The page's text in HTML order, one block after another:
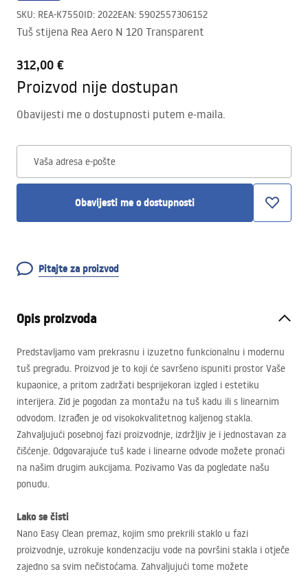
SKU: REA-K7550ID: 2022EAN: 5902557306152
Tuš stijena Rea Aero N 120 Transparent
312,00 €
Proizvod nije dostupan
Obavijesti me o dostupnosti putem e-maila.
Vaša adresa e-pošte
Obavijesti me o dostupnosti
Pitajte za proizvod
Opis proizvoda
Predstavljamo vam prekrasnu i izuzetno funkcionalnu i modernu
tuš pregradu. Proizvod je to koji će savršeno ispuniti prostor Vaše
kupaonice, a pritom zadržati besprijekoran izgled i estetiku
interijera. Zid je pogodan za montažu na tuš kadu ili s linearnim
odvodom. Izrađen je od visokokvalitetnog kaljenog stakla.
Zahvaljujući posebnoj fazi proizvodnje, izdržljiv je i jednostavan za
čišćenje. Odgovarajuće tuš kade i linearne odvode možete pronaći
na našim drugim aukcijama. Pozivamo Vas da pogledate našu
ponudu.
Lako se čisti
Nano Easy Clean premaz, kojim smo prekrili staklo u fazi
proizvodnje, uzrokuje kondenzaciju vode na površini stakla i otječe
zajedno sa svim nečistoćama. Zahvaljujući tome možete